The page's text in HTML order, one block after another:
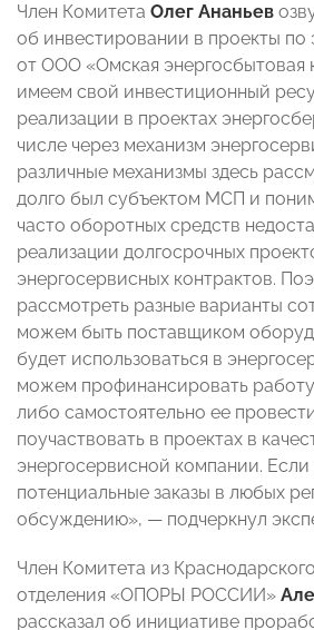
Член Комитета Олег Ананьев
об инвестировании в проекты
от ООО «Омская энергосбытовая
имеем свой инвестиционный
реализации в проектах
числе через механизм
различные механизмы здесь
долго был субъектом МСП и
часто оборотных средств
реализации долгосрочных
энергосервисных контрактов.
рассмотреть разные варианты
можем быть поставщиком
будет использоваться в
можем профинансировать
либо самостоятельно ее
поучаствовать в проектах в
энергосервисной компании. Если
потенциальные заказы в любых
обсуждению», — подчеркнул
Член Комитета из
отделения «ОПОРЫ РОССИИ»
рассказал об инициативе